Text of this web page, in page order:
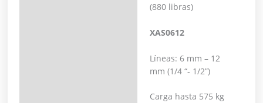
(880 libras)
XAS0612
Líneas: 6 mm – 12
mm (1/4 “- 1/2”)
Carga hasta 575 kg